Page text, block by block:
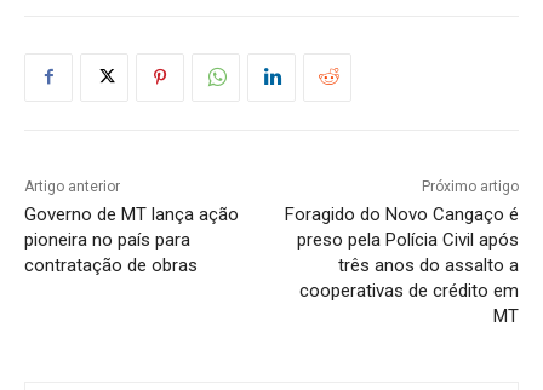
Artigo anterior
Governo de MT lança ação
pioneira no país para
contratação de obras
Próximo artigo
Foragido do Novo Cangaço é
preso pela Polícia Civil após
três anos do assalto a
cooperativas de crédito em
MT